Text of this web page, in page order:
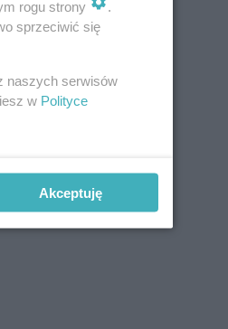
rogu strony
.
sprzeciwić się
naszych serwisów
w Polityce
Akceptuję